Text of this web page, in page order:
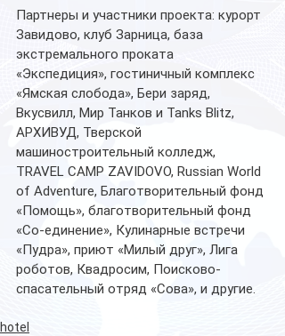
Партнеры и участники проекта: курорт
Завидово, клуб Зарница, база
экстремального проката
«Экспедиция», гостиничный комплекс
«Ямская слобода», Бери заряд,
Вкусвилл, Мир Танков и Tanks Blitz,
АРХИВУД, Тверской
машиностроительный колледж,
TRAVEL CAMP ZAVIDOVO, Russian World
of Adventure, Благотворительный фонд
«Помощь», благотворительный фонд
«Со-единение», Кулинарные встречи
«Пудра», приют «Милый друг», Лига
роботов, Квадросим, Поисково-
спасательный отряд «Сова», и другие.
hotel